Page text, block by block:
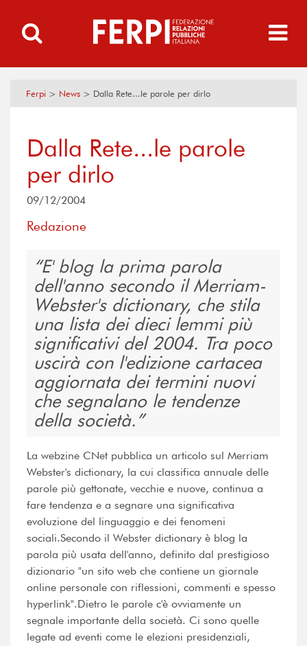
Ferpi > News > Dalla Rete...le parole per dirlo
Dalla Rete...le parole
per dirlo
09/12/2004
Redazione
E' blog la prima parola
dell'anno secondo il Merriam-
Webster's dictionary, che stila
una lista dei dieci lemmi più
significativi del 2004. Tra poco
uscirà con l'edizione cartacea
aggiornata dei termini nuovi
che segnalano le tendenze
della società.
La webzine CNet pubblica un articolo sul Merriam
Webster's dictionary, la cui classifica annuale delle
parole più gettonate, vecchie e nuove, continua a
fare tendenza e a segnare una significativa
evoluzione del linguaggio e dei fenomeni
sociali.Secondo il Webster dictionary è blog la
parola più usata dell'anno, definito dal prestigioso
dizionario "un sito web che contiene un giornale
online personale con riflessioni, commenti e spesso
hyperlink".Dietro le parole c'è ovviamente un
segnale importante della società. Ci sono quelle
legate ad eventi come le elezioni presidenziali,